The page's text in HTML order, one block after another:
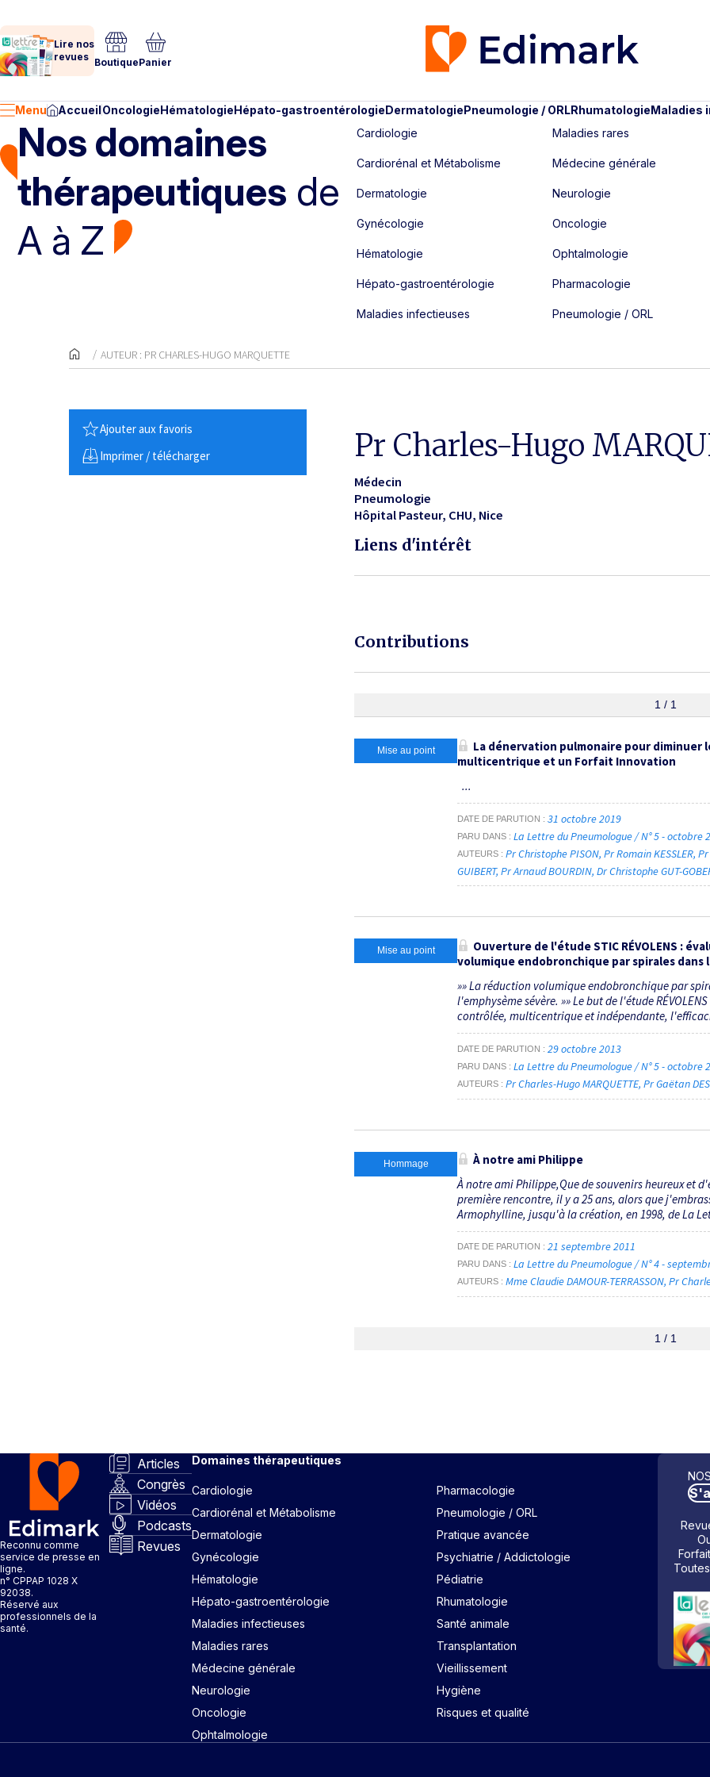
Lire nos
revues BoutiquePanier
Menu AccueilOncologieHématologieHépato-gastroentérologieDermatologiePneumologie / ORLRhumatologieMaladies
Nos domaines
thérapeutiques de
A à Z
Cardiologie
Cardiorénal et Métabolisme
Dermatologie
Gynécologie
Hématologie
Hépato-gastroentérologie
Maladies infectieuses
Maladies rares
Médecine générale
Neurologie
Oncologie
Ophtalmologie
Pharmacologie
Pneumologie / ORL
AUTEUR : PR CHARLES-HUGO MARQUETTE
Ajouter aux favoris
Imprimer / télécharger
Pr Charles-Hugo
Médecin
Pneumologie
Hôpital Pasteur, CHU Nice
Liens d'intérêt
Contributions
1 / 1
Mise au point
La dénervation pulmonaire pour diminuer
multicentrique et un Forfait Innovation
...
DATE DE PARUTION 31 octobre 2019
PARU DANS La Lettre du Pneumologue / N° 5 - octobre
AUTEURS Pr Christophe PISON Pr Romain KESSLER Pr
GUIBERT Pr Arnaud BOURDIN Dr Christophe GUT-
Mise au point
Ouverture de l'étude STIC RÉVOLENS :
volumique endobronchique par spirales dans
»» La réduction volumique endobronchique par
l'emphysème sévère. »» Le but de l'étude
contrôlée, multicentrique et indépendante,
DATE DE PARUTION 29 octobre 2013
PARU DANS La Lettre du Pneumologue / N° 5 - octobre
AUTEURS Pr Charles-Hugo MARQUETTE Pr Gaëtan
Hommage
À notre ami Philippe
À notre ami Philippe,Que de souvenirs heureux et
première rencontre, il y a 25 ans, alors que
Armophylline, jusqu'à la création, en 1998, de La
DATE DE PARUTION 21 septembre 2011
PARU DANS La Lettre du Pneumologue / N° 4 -
AUTEURS Mme Claudie DAMOUR-TERRASSON Pr
1 / 1
Reconnu comme
service de presse en
ligne.
n° CPPAP 1028 X
92038.
Réservé aux
professionnels de la
santé.
Articles
Congrès
Vidéos
Podcasts
Revues
Domaines thérapeutiques
Cardiologie
Cardiorénal et Métabolisme
Dermatologie
Gynécologie
Hématologie
Hépato-gastroentérologie
Maladies infectieuses
Maladies rares
Médecine générale
Neurologie
Oncologie
Ophtalmologie
Pharmacologie
Pneumologie / ORL
Pratique avancée
Psychiatrie / Addictologie
Pédiatrie
Rhumatologie
Santé animale
Transplantation
Vieillissement
Hygiène
Risques et qualité